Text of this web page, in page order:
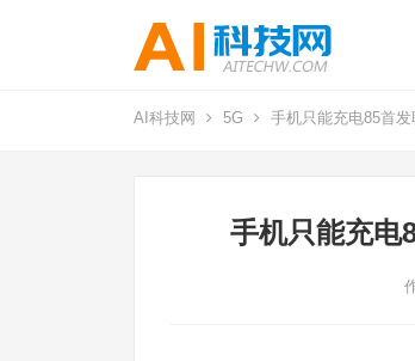
AI科技网 5G 手机只能充电85首
手机只能充电